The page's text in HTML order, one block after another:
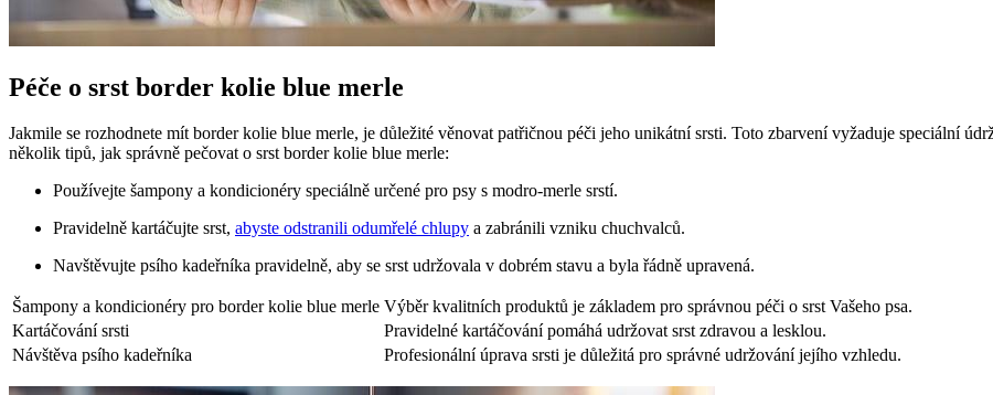
Péče o srst border kolie blue merle
Jakmile se rozhodnete mít border kolie blue merle, je důležité věnovat patřičnou péči jeho unikátní srsti. Toto zbarvení vyžaduje speciální
několik tipů, jak správně pečovat o srst border kolie blue merle:
Používejte šampony a kondicionéry speciálně určené pro psy s modro-merle srstí.
Pravidelně kartáčujte srst, abyste odstranili odumřelé chlupy a zabránili vzniku chuchvalců.
Navštěvujte psího kadeřníka pravidelně, aby se srst udržovala v dobrém stavu a byla řádně upravená.
Šampony a kondicionéry pro border kolie blue merle Výběr kvalitních produktů je základem pro správnou péči o srst Vašeho psa.
Kartáčování srsti
Pravidelné kartáčování pomáhá udržovat srst zdravou a lesklou.
Návštěva psího kadeřníka
Profesionální úprava srsti je důležitá pro správné udržování jejího vzhledu.